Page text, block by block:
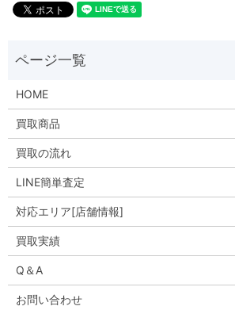
HOME
買取商品
買取の流れ
LINE簡単査定
対応エリア[店舗情報]
買取実績
Q＆A
お問い合わせ